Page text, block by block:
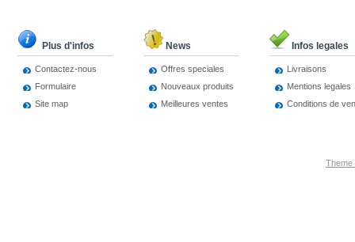
Plus d'infos
Contactez-nous
Formulaire
Site map
News
Offres speciales
Nouveaux produits
Meilleures ventes
Infos legales
Livraisons
Mentions legales
Conditions de
Theme